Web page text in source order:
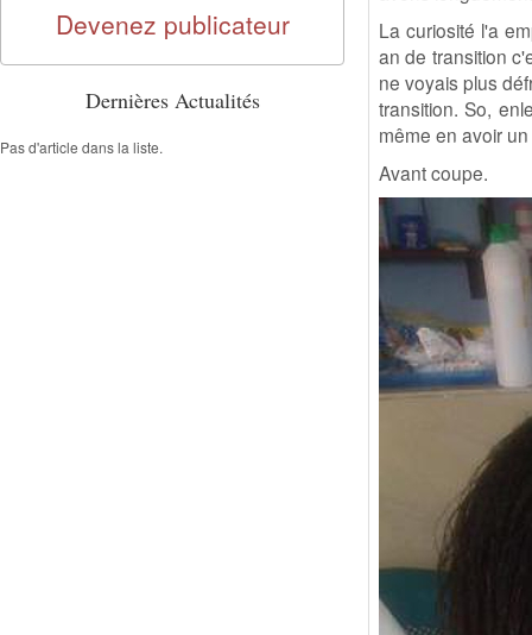
La curiosité l'a
an de transition
ne voyais plus
transition. So,
même en avoir
Avant coupe.
Devenez publicateur
Dernières Actualités
Pas d'article dans la liste.